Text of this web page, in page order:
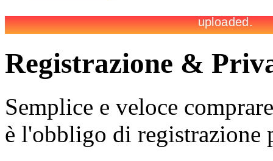
Registrazione &
Semplice e veloce
è l'obbligo di registrazione